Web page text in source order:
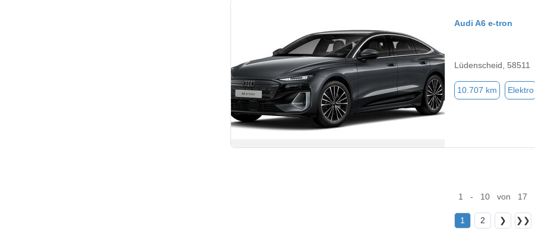
Audi A6 e-tron
Lüdenscheid, 58511
10.707 km Elektro
1 - 10 von 17
1 2 ❯ ❯❯